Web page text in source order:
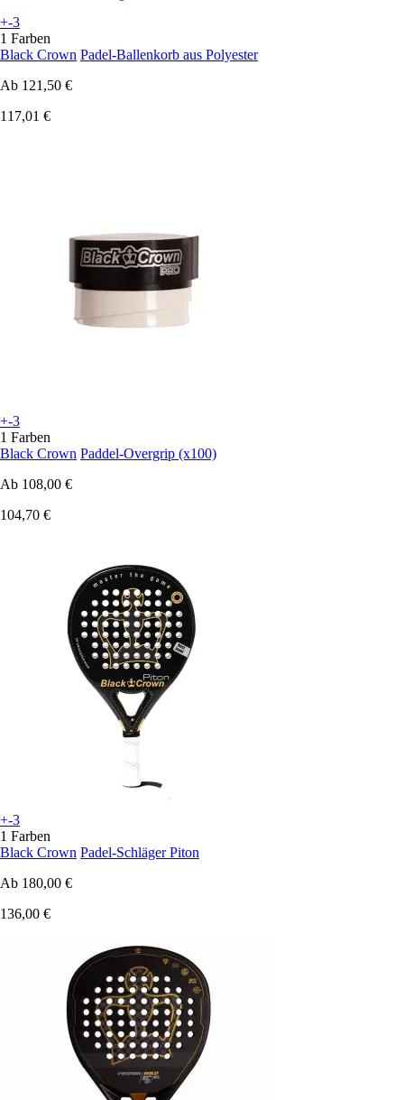
+-3
1 Farben
Black Crown Padel-Ballenkorb aus Polyester
Ab 121,50 €
117,01 €
+-3
1 Farben
Black Crown Paddel-Overgrip (x100)
Ab 108,00 €
104,70 €
+-3
1 Farben
Black Crown Padel-Schläger Piton
Ab 180,00 €
136,00 €